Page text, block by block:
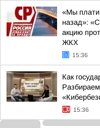
«Мы
назад»:
акцию
ЖКХ
15:36
Как
15:36